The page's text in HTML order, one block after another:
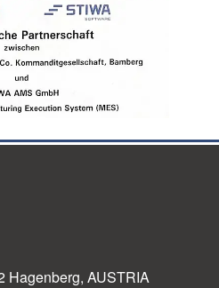
Hagenberg, AUSTRIA